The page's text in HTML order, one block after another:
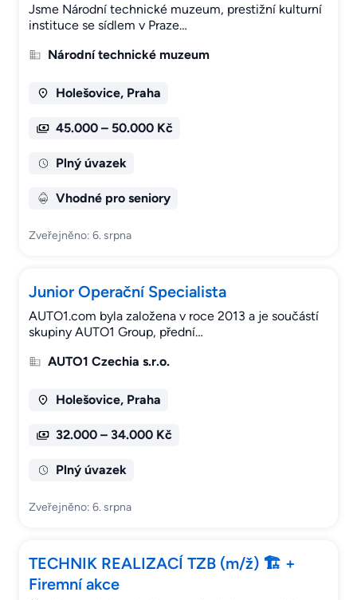
Jsme Národní technické muzeum, prestižní kulturní
instituce se sídlem v Praze…
Národní technické muzeum
Holešovice, Praha
45.000 – 50.000 Kč
Plný úvazek
Vhodné pro seniory
Zveřejněno: 6. srpna
Junior Operační Specialista
AUTO1.com byla založena v roce 2013 a je součástí
skupiny AUTO1 Group, přední…
AUTO1 Czechia s.r.o.
Holešovice, Praha
32.000 – 34.000 Kč
Plný úvazek
Zveřejněno: 6. srpna
TECHNIK REALIZACÍ TZB (m/ž) 🏗️ +
Firemní akce